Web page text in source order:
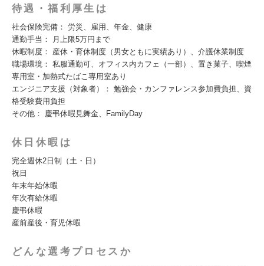
待遇・福利厚生は
社会保険完備： 労災、雇用、年金、健康
通勤手当： 月上限5万円まで
休暇制度： 産休・育休制度（男女ともに実績あり）、介護休業制度
職場環境： 私服通勤可、オフィス内カフェ（一部）、置き菓子、喫煙
専用室・加熱式たばこ専用室あり
エンジニア支援（対象者）： 勉強会・カンファレンス参加費負担、資
格受験費用負担
その他： 慶弔休暇見舞金、FamilyDay
休日休暇は
完全週休2日制（土・日）
祝日
年末年始休暇
年次有給休暇
慶弔休暇
産前産後・育児休暇
どんな選考プロセスか